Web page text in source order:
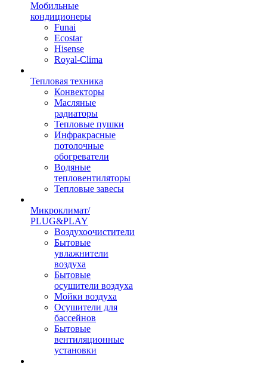
Мобильные
кондиционеры
Funai
Ecostar
Hisense
Royal-Clima
Тепловая техника
Конвекторы
Масляные
радиаторы
Тепловые пушки
Инфракрасные
потолочные
обогреватели
Водяные
тепловентиляторы
Тепловые завесы
Микроклимат/
PLUG&PLAY
Воздухоочистители
Бытовые
увлажнители
воздуха
Бытовые
осушители воздуха
Мойки воздуха
Осушители для
бассейнов
Бытовые
вентиляционные
установки